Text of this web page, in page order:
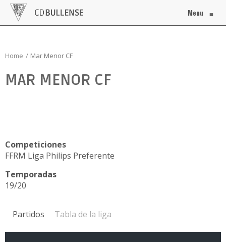
Menu ≡
Home Mar Menor CF
MAR MENOR CF
Competiciones
FFRM Liga Philips Preferente
Temporadas
19/20
Partidos Tabla de la liga